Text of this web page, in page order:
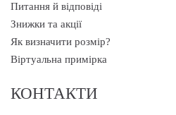
Питання й відповіді
Знижки та акції
Як визначити розмір?
Віртуальна примірка
КОНТАКТИ